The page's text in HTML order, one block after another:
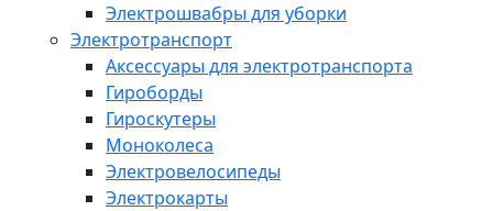
Электрошвабры для уборки
Электротранспорт
Аксессуары для электротранспорта
Гироборды
Гироскутеры
Моноколеса
Электровелосипеды
Электрокарты